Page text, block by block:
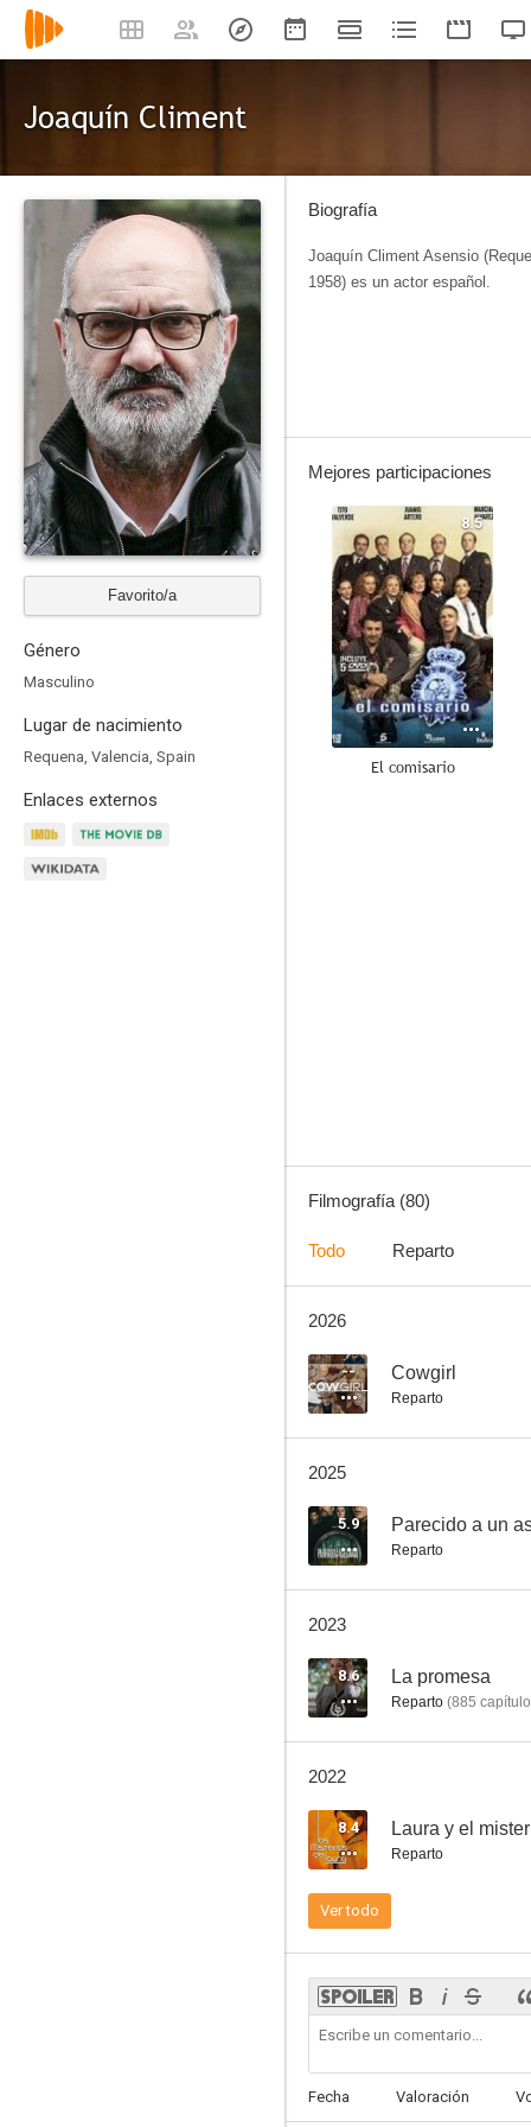
Joaquín Climent
Favorito/a
Género
Masculino
Lugar de nacimiento
Requena, Valencia, Spain
Enlaces externos
Biografía
Joaquín Climent Asensio
1958) es un actor español.
Mejores participaciones
8.5
El comisario
Cien años de perdón
Filmografía (80)
Todo Reparto
2026
-- Cowgirl
Reparto
2025
5.9 Parecido a un
Reparto
2023
8.6 La promesa
Reparto (885
2022
8.4
Reparto
Ver todo
Fecha Valoración